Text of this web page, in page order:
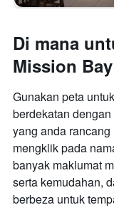
Di mana
Mission Bay
Gunakan peta
berdekatan
yang anda
mengklik pada
banyak maklumat
serta kemudahan,
berbeza untuk